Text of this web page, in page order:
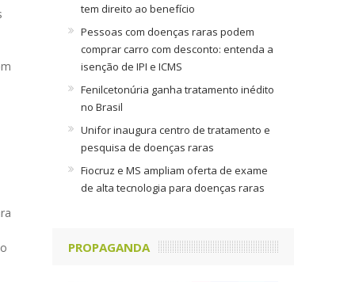
tem direito ao benefício
Pessoas com doenças raras podem
comprar carro com desconto: entenda a
isenção de IPI e ICMS
Fenilcetonúria ganha tratamento inédito
no Brasil
Unifor inaugura centro de tratamento e
pesquisa de doenças raras
Fiocruz e MS ampliam oferta de exame
de alta tecnologia para doenças raras
PROPAGANDA